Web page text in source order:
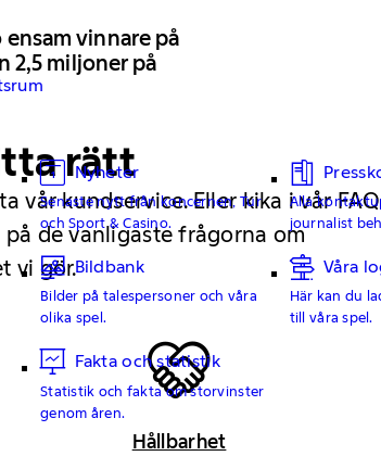
Nyheter
Senaste nytt från koncernen, Tur
och Sport & Casino.
Alla
journalist
Bildbank
Bilder på talespersoner och våra
olika spel.
Våra
Här kan du
till våra spel.
Fakta och statistik
Statistik och fakta om storvinster
genom åren.
vinnare på
2,5 miljoner på
rätt
vår kundservice. Eller kika i vår FAQ
på de vanligaste frågorna om
vi gör.
Hållbarhet